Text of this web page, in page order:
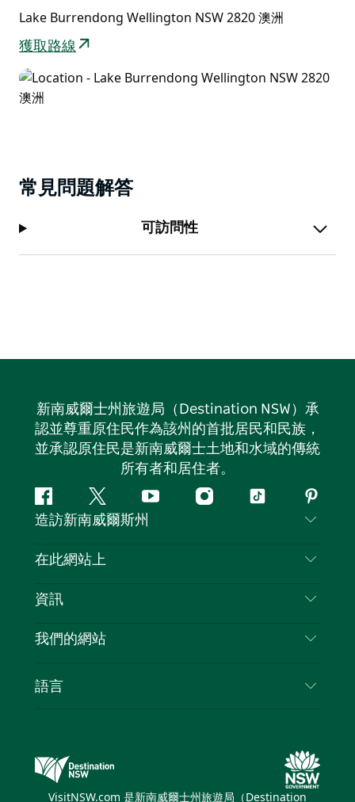
Lake Burrendong Wellington NSW 2820 澳洲
獲取路線
常見問題解答
可訪問性
新南威爾士州旅遊局（Destination NSW）承
認並尊重原住民作為該州的首批居民和民族，
並承認原住民是新南威爾士土地和水域的傳統
所有者和居住者。
Facebook嘰
嘰
喳
Youtube Instagram
抖
造訪新南威爾斯州
聯絡我們
隱私
Cookie 通知
在此網站上
目的地
新南威爾士州公路旅行
活動
資訊
旅行資訊
新南威爾士州的商業
我們的網站
新南威爾士州旅遊局（Destination NSW）媒體中
語言
VisitNSW.com 是新南威爾士州旅遊局（Destination